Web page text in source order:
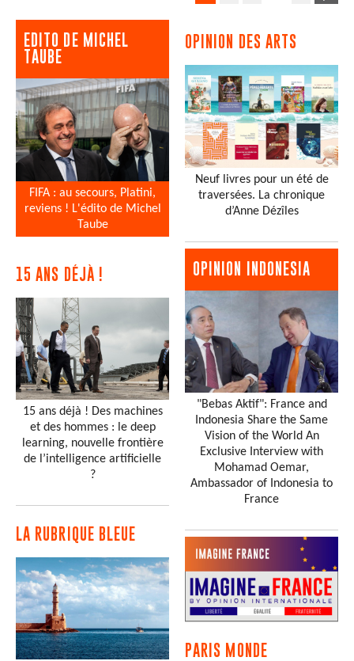
EDITO DE MICHEL
TAUBE
FIFA : au secours, Platini,
reviens ! L'édito de Michel
Taube
15 ANS DÉJÀ !
15 ans déjà ! Des machines
et des hommes : le deep
learning, nouvelle frontière
de l’intelligence artificielle
?
LA RUBRIQUE BLEUE
OPINION DES ARTS
Neuf livres pour un été de
traversées. La chronique
d’Anne Dézîles
OPINION INDONESIA
"Bebas Aktif": France and
Indonesia Share the Same
Vision of the World An
Exclusive Interview with
Mohamad Oemar,
Ambassador of Indonesia to
France
PARIS MONDE